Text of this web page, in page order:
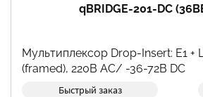
qBRIDGE-201-DC
Мультиплексор Drop-Insert: E1 +
(framed), 220В AC/ -36-72В DC
Быстрый заказ